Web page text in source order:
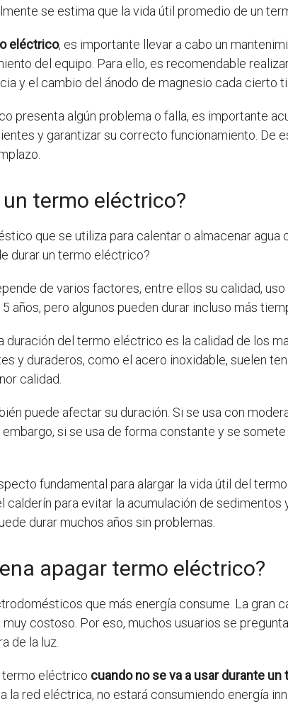
se estima que la vida útil promedio de un
eléctrico, es importante llevar a cabo un
del equipo. Para ello, es recomendable
y el cambio del ánodo de magnesio cada cierto
presenta algún problema o falla, es importante
y garantizar su correcto funcionamiento. De
termo eléctrico?
que se utiliza para calentar o almacenar agua
durar un termo eléctrico?
de varios factores, entre ellos su calidad,
años, pero algunos pueden durar incluso más
duración del termo eléctrico es la calidad de los
y duraderos, como el acero inoxidable, suelen
calidad.
puede afectar su duración. Si se usa con
si se usa de forma constante y se
fundamental para alargar la vida útil del
para evitar la acumulación de sedimentos
durar muchos años sin problemas.
apagar termo eléctrico?
que más energía consume. La gran
costoso. Por eso, muchos usuarios se
de la luz.
eléctrico cuando no se va a usar durante
la red eléctrica, no estará consumiendo energía